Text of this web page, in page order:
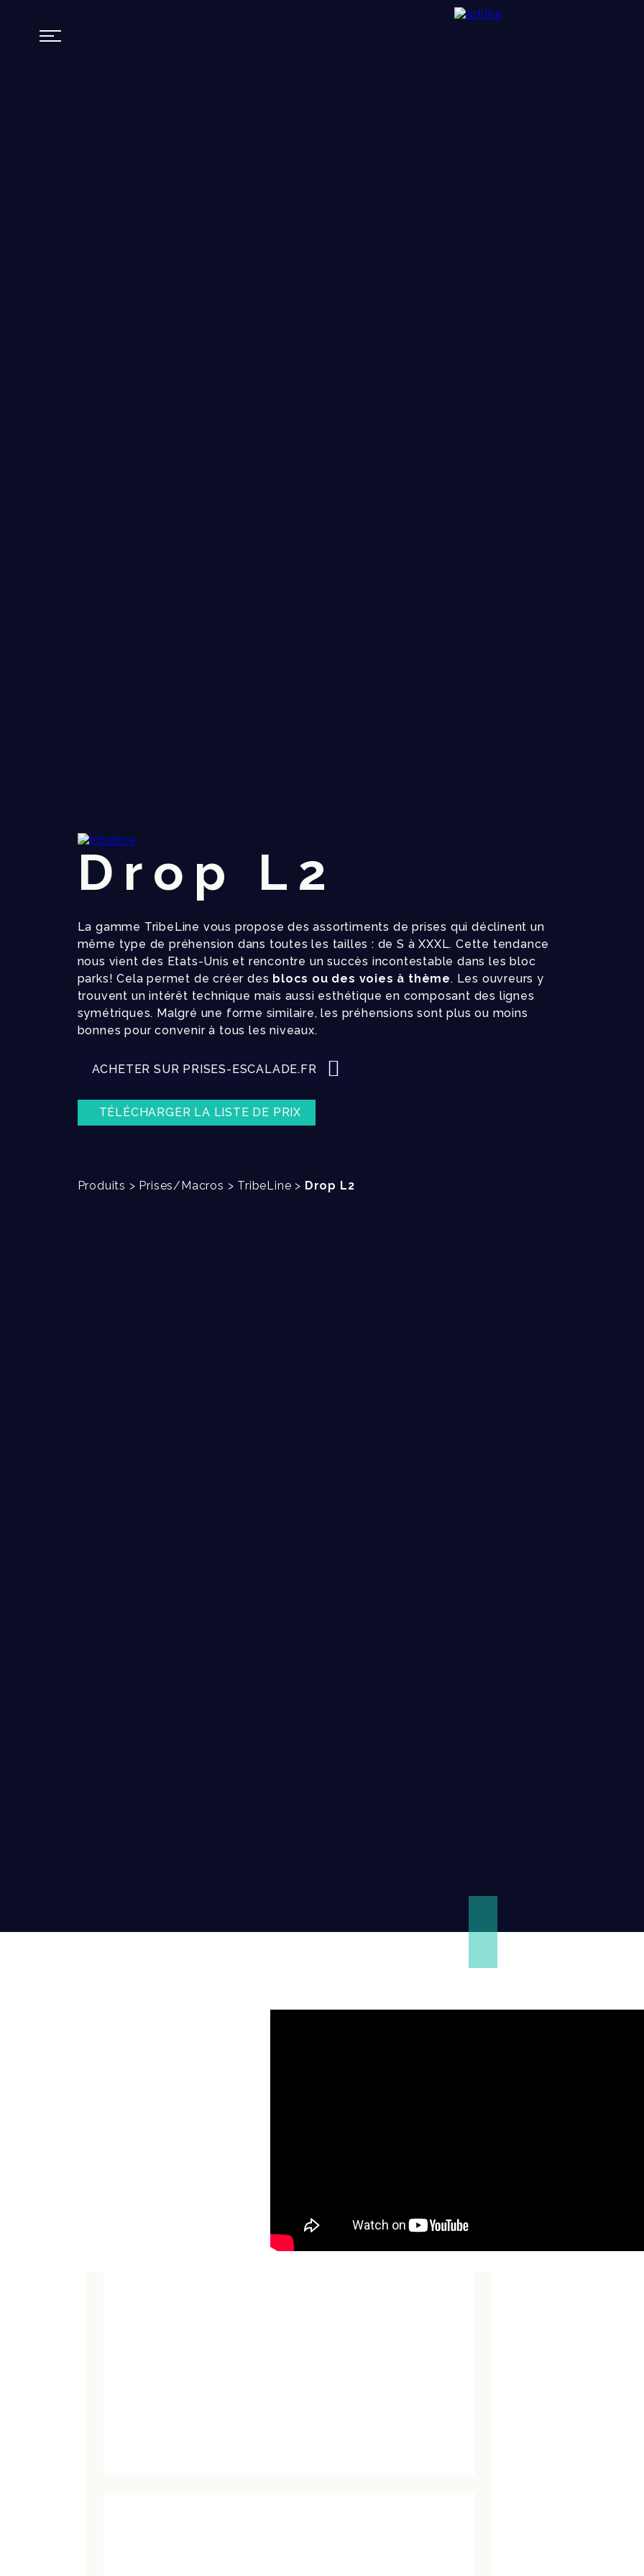
Drop L2
La gamme TribeLine vous propose des assortiments de prises qui déclinent un
même type de préhension dans toutes les tailles : de S à XXXL. Cette tendance
nous vient des Etats-Unis et rencontre un succès incontestable dans les bloc
parks! Cela permet de créer des blocs ou des voies à thème. Les ouvreurs y
trouvent un intérêt technique mais aussi esthétique en composant des lignes
symétriques. Malgré une forme similaire, les préhensions sont plus ou moins
bonnes pour convenir à tous les niveaux.
ACHETER SUR PRISES-ESCALADE.FR
TÉLÉCHARGER LA LISTE DE PRIX
Produits > Prises/Macros > TribeLine > Drop L2